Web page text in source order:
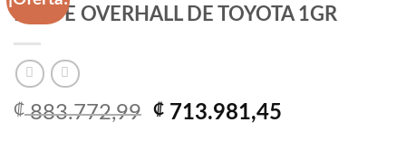
KIT DE OVERHALL DE TOYOTA 1GR
₡883.772,99 El
₡ 713.981,45